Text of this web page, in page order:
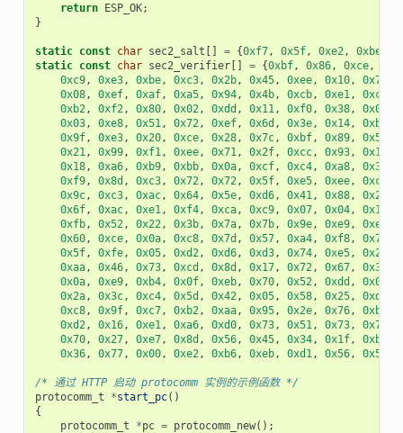
return ESP_OK;
}
static const char sec2_salt [] = {0xf7, 0x5f, 0xe2, 0xbe
static const char sec2_verifier[] = {0xbf, 0x86, 0xce,
0xc9, 0xe3, 0xbe, 0xc3, 0x2b, 0x45, 0xee, 0x10, 0x74
0x08, 0xef, 0xaf, 0xa5, 0x94, 0x4b, 0xcb, 0xe1, 0xce
0xb2, 0xf2, 0x80, 0x02, 0xdd , 0x11, 0xf0, 0x38, 0x0e
0x03, 0xe8, 0x51, 0x72, 0xef, 0x6d , 0x3e, 0x14, 0xb9
0x9f, 0xe3, 0x20, 0xce, 0x28, 0x7c, 0xbf, 0x89, 0x50
0x21, 0x99, 0xf1, 0xee, 0x71, 0x2f, 0xcc, 0x93, 0x16
0x18, 0xa6, 0xb9, 0xbb, 0x0a, 0xcf, 0xc4, 0xa8, 0x32
0xf9, 0x8d , 0xc3, 0x72, 0x72, 0x5f, 0xe5, 0xee, 0xc3
0x9c, 0xc3, 0xac, 0x64, 0x5e, 0xd6, 0x41, 0x88, 0x2f
0x6f, 0xac, 0xe1, 0xf4, 0xca, 0xc9, 0x07, 0x04, 0x11
0xfb, 0x52, 0x22, 0x3b, 0x7a, 0x7b, 0x9e, 0xe9, 0xee
0x60, 0xce, 0x0a, 0xc8, 0x7d , 0x57, 0xa4, 0xf8, 0x77
0x5f, 0xfe, 0x05, 0xd2, 0xd6, 0xd3, 0x74, 0xe5, 0x2e
0xaa, 0x46, 0x73, 0xcd , 0x8d , 0x17, 0x72, 0x67, 0x32
0x0a, 0xe9, 0xb4, 0x0f, 0xeb, 0x70, 0x52, 0xdd , 0x0a
0x2a, 0x3c, 0xc4, 0x5d , 0x42, 0x05, 0x58, 0x25, 0xd3
0xc8, 0x9f, 0xc7, 0xb2, 0xaa, 0x95, 0x2e, 0x76, 0xb3
0xd2, 0x16, 0xe1, 0xa6, 0xd0, 0x73, 0x51, 0x73, 0x79
0x70, 0x27, 0xe7, 0x8d , 0x56, 0x45, 0x34, 0x1f, 0xb9
0x36, 0x77, 0x00, 0xe2, 0xb6, 0xeb, 0xd1, 0x56, 0x50
/* 通过 HTTP 启动 protocomm 实例的示例函数 */
protocomm_t
*start_pc()
{
protocomm_t
*pc = protocomm_new();